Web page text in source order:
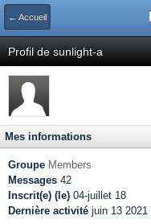
← Accueil
Profil de sunlight-a
Mes informations
Groupe Members
Messages 42
Inscrit(e) (le) 04-juillet 18
Dernière activité juin 13 2021